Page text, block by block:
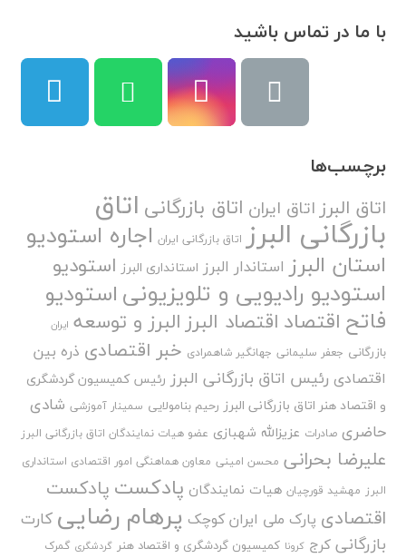
با ما در تماس باشید
برچسب‌ها
اتاق البرزاتاق ایران اتاق بازرگانی اتاق
بازرگانی البرز اتاق بازرگانی ایران اجاره استودیو
استان البرز استاندار البرز استانداری البرز استودیو
استودیو رادیویی و تلویزیونیاستودیو
فاتح اقتصاد اقتصاد البرزالبرز و توسعه ایران
بازرگانی جعفر سلیمانی جهانگیر شاهمرادی خبر اقتصادی ذره بین
اقتصادی رئیس اتاق بازرگانی البرز رئیس کمیسیون گردشگری
و اقتصاد هنر اتاق بازرگانی البرز رحیم بنامولایی سمینار آموزشی شادی
حاضری صادرات عزیزالله شهبازی عضو هیات نمایندگان اتاق بازرگانی البرز
علیرضا بحرانی محسن امینی معاون هماهنگی امور اقتصادی استانداری
البرز مهشید قورچیان هیات نمایندگان پادکست پادکست
اقتصادی پارک ملی ایران کوچک پرهام رضایی کارت
بازرگانی کرج کرونا کمیسیون گردشگری و اقتصاد هنر گردشگری گمرک